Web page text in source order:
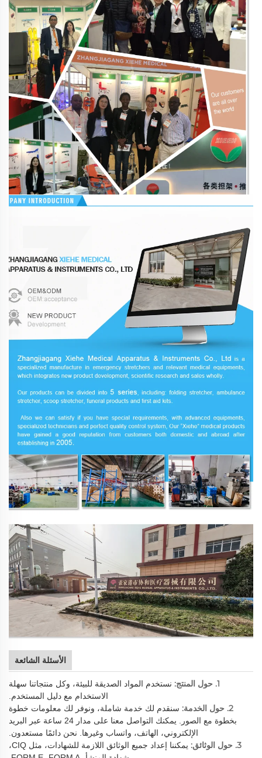
الأسئلة الشائعة
1. حول المنتج:
نستخدم المواد الصديقة للبيئة، وكل منتجاتنا سهلة
الاستخدام مع دليل المستخدم.
2. حول الخدمة:
سنقدم لك خدمة شاملة، ونوفر لك معلومات خطوة
بخطوة مع الصور. يمكنك التواصل معنا على مدار 24 ساعة عبر البريد
الإلكتروني، الهاتف، واتساب وغيرها. نحن دائمًا مستعدون.
3. حول الوثائق:
يمكننا إعداد جميع الوثائق اللازمة للشهادات، مثل CIQ،